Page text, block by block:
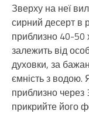
Зверху на неї
сирний десерт в
приблизно 40-50
залежить від
духовки, за
ємність з водою.
приблизно через
прикрийте його